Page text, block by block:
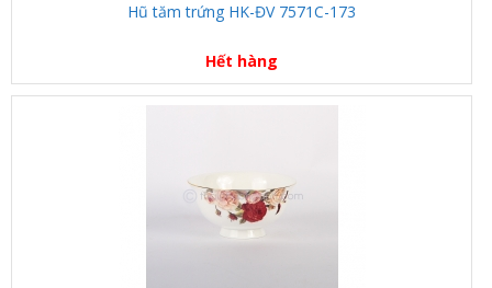
Hũ tăm trứng HK-ĐV 7571C-173
Hết hàng